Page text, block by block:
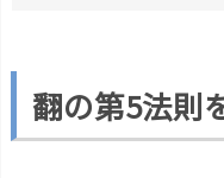
翻の第5法則